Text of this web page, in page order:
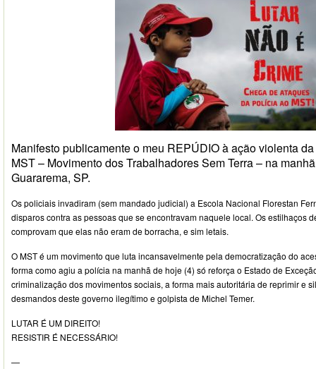
Manifesto publicamente o meu REPÚDIO à ação violenta
MST – Movimento dos Trabalhadores Sem Terra – na
Guararema, SP.
Os policiais invadiram (sem mandado judicial) a Escola Nacional Florestan
disparos contra as pessoas que se encontravam naquele local. Os estilhaços
comprovam que elas não eram de borracha, e sim letais.
O MST é um movimento que luta incansavelmente pela democratização do
forma como agiu a polícia na manhã de hoje (4) só reforça o Estado de
criminalização dos movimentos sociais, a forma mais autoritária de reprimir e
desmandos deste governo ilegítimo e golpista de Michel Temer.
LUTAR É UM DIREITO!
RESISTIR É NECESSÁRIO!
—